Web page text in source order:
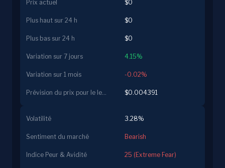
Prix actuel $0
Plus haut sur 24 h $0
Plus bas sur 24 h $0
Variation sur 7 jours 4.15%
Variation sur 1 mois -0.02%
Prévision du prix pour le lendemain $0.004391
Volatilité 3.28%
Sentiment du marché Bearish
Indice Peur & Avidité 25 (Extreme Fear)